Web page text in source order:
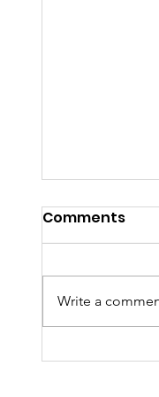
當你以為買
Comments
Write a